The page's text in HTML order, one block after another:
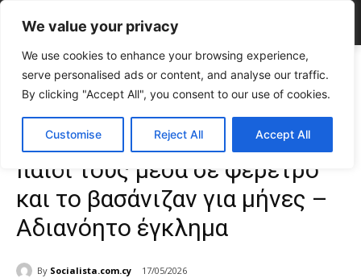
We value your privacy
We use cookies to enhance your browsing experience,
serve personalised ads or content, and analyse our traffic.
By clicking "Accept All", you consent to our use of cookies.
Customise Reject All Accept All
Home ΕΠΙΚΑΙΡΟΤΗΤΑ Διεθνή
Φρίκη: Κρατούσαν το 2χρονο παιδί
τους μέσα σε φέρετρο και το βασάνιζαν...
Φρίκη: Κρατούσαν το 2χρονο
παιδί τους μέσα σε φέρετρο
και το βασάνιζαν για μήνες –
Αδιανόητο έγκλημα
By Socialista.com.cy 17/05/2026